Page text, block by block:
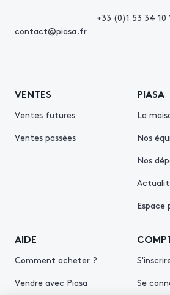
+33 (0)1 53 34 10
contact@piasa.fr
VENTES
Ventes futures
Ventes passées
PIASA
La
Nos
Nos
Espace
AIDE
Comment acheter ?
Vendre avec Piasa
Se